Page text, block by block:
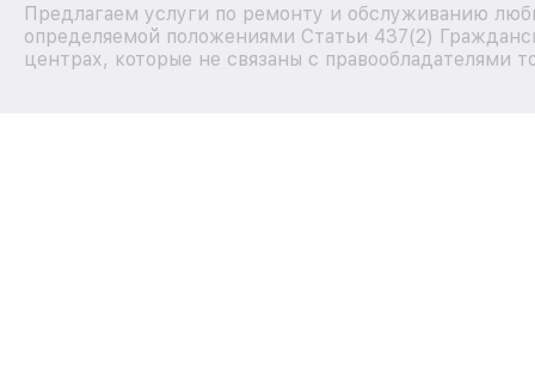
Предлагаем услуги по ремонту и обслуживанию
определяемой положениями Статьи 437(2)
центрах, которые не связаны с правообладателями